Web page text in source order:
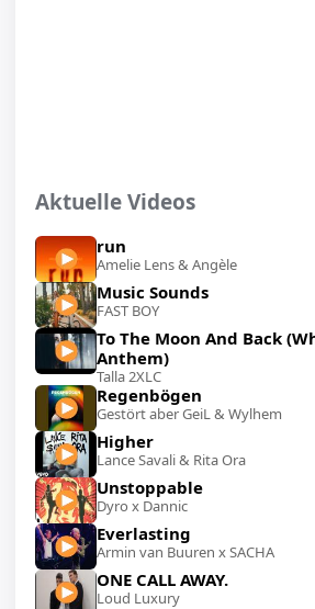
Aktuelle Videos
run
Amelie Lens & Angèle
Music Sounds
FAST BOY
To The Moon And Back
Anthem)
Talla 2XLC
Regenbögen
Gestört aber GeiL & Wylhem
Higher
Lance Savali & Rita Ora
Unstoppable
Dyro x Dannic
Everlasting
Armin van Buuren x SACHA
ONE CALL AWAY.
Loud Luxury